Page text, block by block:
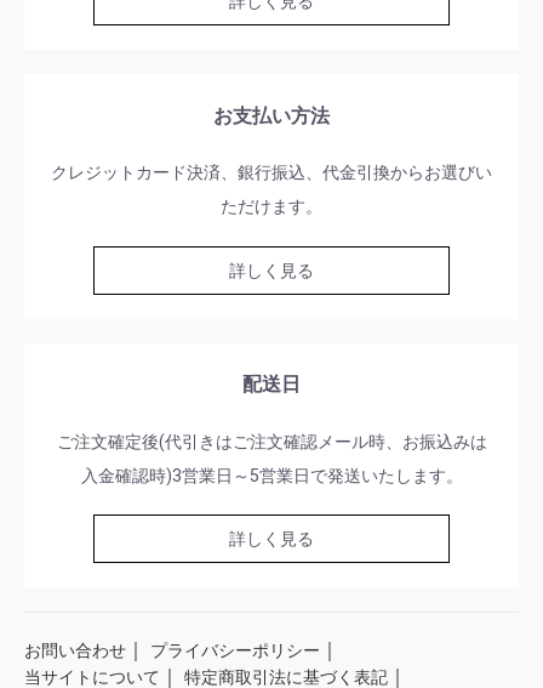
お支払い方法
クレジットカード決済、銀行振込、代金引換からお選びい
ただけます。
詳しく見る
配送日
ご注文確定後(代引きはご注文確認メール時、お振込みは
入金確認時)3営業日～5営業日で発送いたします。
詳しく見る
お問い合わせ プライバシーポリシー
当サイトについて 特定商取引法に基づく表記